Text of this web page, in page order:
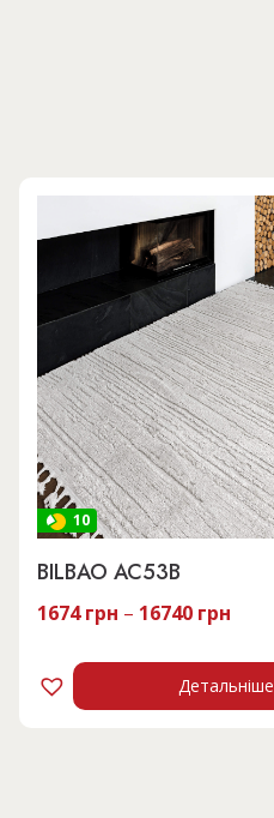
10
BILBAO AC53B
1674грн – 16740 грн
Детальніше